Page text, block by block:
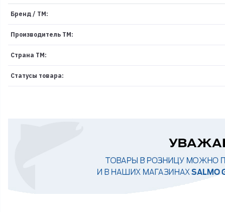
Бренд / ТМ:
Производитель ТМ:
Страна ТМ:
Статусы товара: